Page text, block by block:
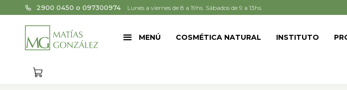
MENÚ COSMÉTICA NATURAL INSTITUTO
2900 0450 o 097300974 Lunes a viernes de 8 a 19hs. Sábados de 9 a 13hs.